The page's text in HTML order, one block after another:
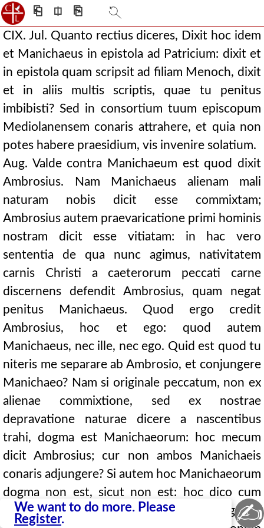
⎗ ⎅ ⎘
We want to do more. Please
Register.
CIX. Jul. Quanto rectius diceres, Dixit hoc idem
et Manichaeus in epistola ad Patricium: dixit et
in epistola quam scripsit ad filiam Menoch, dixit
et in aliis multis scriptis, quae tu penitus
imbibisti? Sed in consortium tuum episcopum
Mediolanensem conaris attrahere, et quia non
potes habere praesidium, vis invenire solatium.
Aug. Valde contra Manichaeum est quod dixit
Ambrosius. Nam Manichaeus alienam mali
naturam nobis dicit esse commixtam;
Ambrosius autem praevaricatione primi hominis
nostram dicit esse vitiatam: in hac vero
sententia de qua nunc agimus, nativitatem
carnis Christi a caeterorum peccati carne
discernens defendit Ambrosius, quam negat
penitus Manichaeus. Quod ergo credit
Ambrosius, hoc et ego: quod autem
Manichaeus, nec ille, nec ego. Quid est quod tu
niteris me separare ab Ambrosio, et conjungere
Manichaeo? Nam si originale peccatum, non ex
alienae commixtione, sed ex nostrae
depravatione naturae dicere a nascentibus
trahi, dogma est Manichaeorum: hoc mecum
dicit Ambrosius; cur non ambos Manichaeis
conaris adjungere? Si autem hoc Manichaeorum
dogma non est, sicut non est: hoc dico cum
Ambrosio; cur non ambos a Manichaeis dignaris
✍